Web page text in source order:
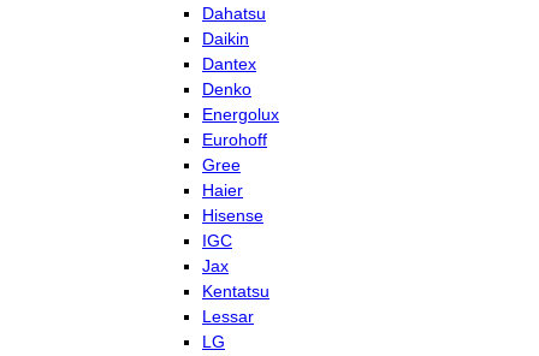
Dahatsu
Daikin
Dantex
Denko
Energolux
Eurohoff
Gree
Haier
Hisense
IGC
Jax
Kentatsu
Lessar
LG